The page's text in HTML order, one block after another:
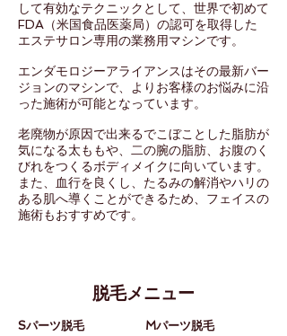
して有効なテクニックとして、世界で初めて
FDA（米国食品医薬局）の認可を取得した
エステサロン専用の業務用マシンです。
エンダモロジーアライアンスはその最新バー
ジョンのマシンで、よりお客様のお悩みに沿
った施術が可能となっています。
老廃物が原因で出来るでこぼことした脂肪が
気になる太ももや、二の腕の脂肪、お腹のく
びれをつくるボディメイクに向いています。
また、血行を良くし、たるみの解消やハリの
ある肌へ導くことができるため、フェイスの
施術もおすすめです。
脱毛メニュー
Sパーツ脱毛 Mパーツ脱毛